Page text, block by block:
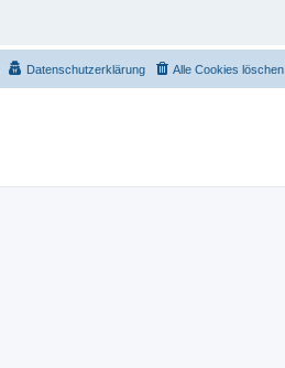
Alle Cookies löschen
Datenschutzerklärung